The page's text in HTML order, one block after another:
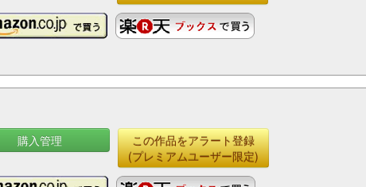
購入管理
この作品をアラート登録
(プレミアムユーザー限定)